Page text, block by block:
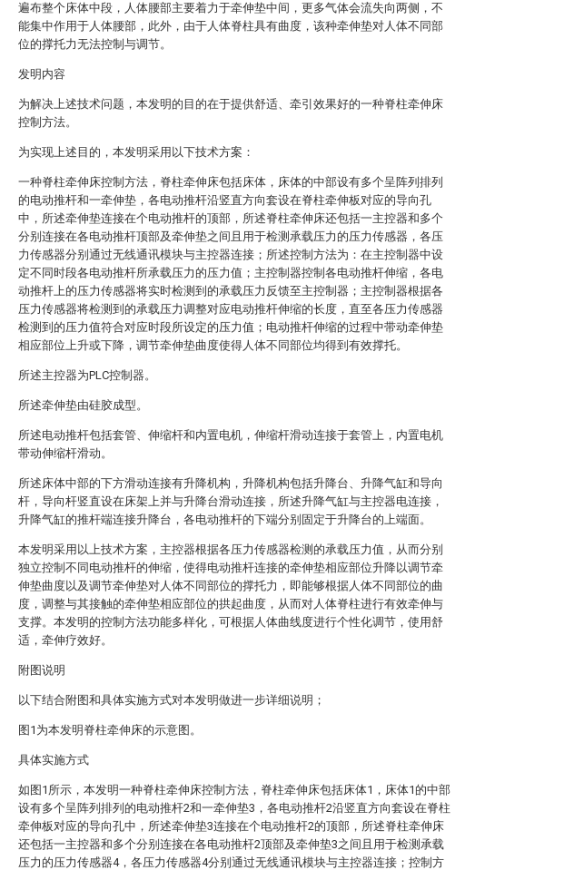
遍布整个床体中段，人体腰部主要着力于牵伸垫中间，更多气体会流失向两侧，不
能集中作用于人体腰部，此外，由于人体脊柱具有曲度，该种牵伸垫对人体不同部
位的撑托力无法控制与调节。
发明内容
为解决上述技术问题，本发明的目的在于提供舒适、牵引效果好的一种脊柱牵伸床
控制方法。
为实现上述目的，本发明采用以下技术方案：
一种脊柱牵伸床控制方法，脊柱牵伸床包括床体，床体的中部设有多个呈阵列排列
的电动推杆和一牵伸垫，各电动推杆沿竖直方向套设在脊柱牵伸板对应的导向孔
中，所述牵伸垫连接在个电动推杆的顶部，所述脊柱牵伸床还包括一主控器和多个
分别连接在各电动推杆顶部及牵伸垫之间且用于检测承载压力的压力传感器，各压
力传感器分别通过无线通讯模块与主控器连接；所述控制方法为：在主控制器中设
定不同时段各电动推杆所承载压力的压力值；主控制器控制各电动推杆伸缩，各电
动推杆上的压力传感器将实时检测到的承载压力反馈至主控制器；主控制器根据各
压力传感器将检测到的承载压力调整对应电动推杆伸缩的长度，直至各压力传感器
检测到的压力值符合对应时段所设定的压力值；电动推杆伸缩的过程中带动牵伸垫
相应部位上升或下降，调节牵伸垫曲度使得人体不同部位均得到有效撑托。
所述主控器为PLC控制器。
所述牵伸垫由硅胶成型。
所述电动推杆包括套管、伸缩杆和内置电机，伸缩杆滑动连接于套管上，内置电机
带动伸缩杆滑动。
所述床体中部的下方滑动连接有升降机构，升降机构包括升降台、升降气缸和导向
杆，导向杆竖直设在床架上并与升降台滑动连接，所述升降气缸与主控器电连接，
升降气缸的推杆端连接升降台，各电动推杆的下端分别固定于升降台的上端面。
本发明采用以上技术方案，主控器根据各压力传感器检测的承载压力值，从而分别
独立控制不同电动推杆的伸缩，使得电动推杆连接的牵伸垫相应部位升降以调节牵
伸垫曲度以及调节牵伸垫对人体不同部位的撑托力，即能够根据人体不同部位的曲
度，调整与其接触的牵伸垫相应部位的拱起曲度，从而对人体脊柱进行有效牵伸与
支撑。本发明的控制方法功能多样化，可根据人体曲线度进行个性化调节，使用舒
适，牵伸疗效好。
附图说明
以下结合附图和具体实施方式对本发明做进一步详细说明；
图1为本发明脊柱牵伸床的示意图。
具体实施方式
如图1所示，本发明一种脊柱牵伸床控制方法，脊柱牵伸床包括床体1，床体1的中部
设有多个呈阵列排列的电动推杆2和一牵伸垫3，各电动推杆2沿竖直方向套设在脊柱
牵伸板对应的导向孔中，所述牵伸垫3连接在个电动推杆2的顶部，所述脊柱牵伸床
还包括一主控器和多个分别连接在各电动推杆2顶部及牵伸垫3之间且用于检测承载
压力的压力传感器4，各压力传感器4分别通过无线通讯模块与主控器连接；控制方